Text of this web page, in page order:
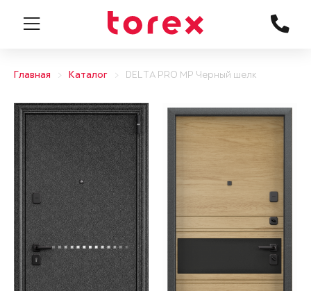
Главная Каталог DELTA PRO MP Черный шелк